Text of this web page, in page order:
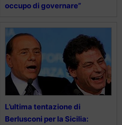
occupo di governare”
L’ultima tentazione di
Berlusconi per la Sicilia: